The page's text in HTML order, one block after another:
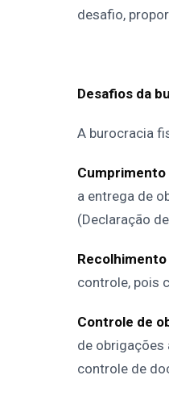
desafio,
Desafios da
A burocracia
a entrega de
(Declaração
controle, pois
Controle de
de
controle de